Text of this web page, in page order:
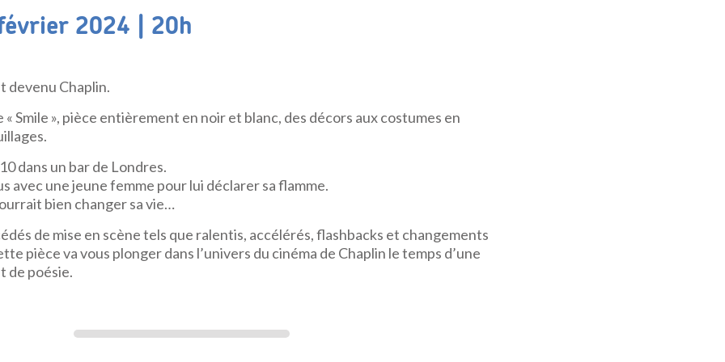
2024 | 20h
devenu Chaplin.
« Smile », pièce entièrement en noir et blanc, des décors aux costumes en
dans un bar de Londres.
avec une jeune femme pour lui déclarer sa flamme.
bien changer sa vie…
de mise en scène tels que ralentis, accélérés, flashbacks et changements
pièce va vous plonger dans l’univers du cinéma de Chaplin le temps d’une
de poésie.